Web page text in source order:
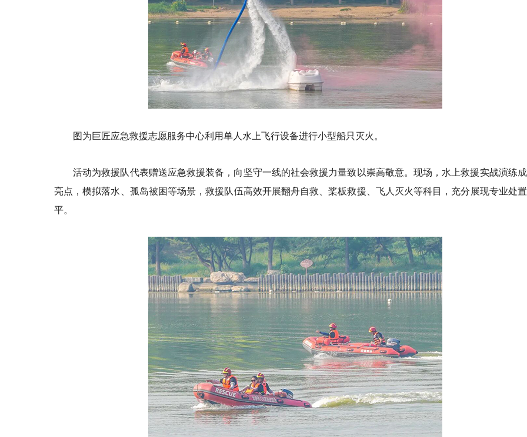
图为巨匠应急救援志愿服务中心利用单人水上飞行设备进行小型船只灭火。
活动为救援队代表赠送应急救援装备，向坚守一线的社会救援力量致以崇高敬意。现场，水上救援实战演练
亮点，模拟落水、孤岛被困等场景，救援队伍高效开展翻舟自救、桨板救援、飞人灭火等科目，充分展现专业处
平。